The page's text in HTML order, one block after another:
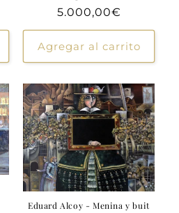
Precio
habitual
5.000,00€
Agregar al carrito
Eduard Alcoy - Menina y buit